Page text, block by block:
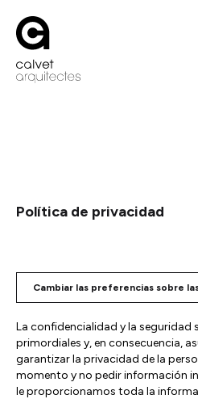
Política de privacidad
Cambiar las preferencias sobre
La confidencialidad y la seguridad
primordiales y, en consecuencia,
garantizar la privacidad de la
momento y no pedir información
le proporcionamos toda la